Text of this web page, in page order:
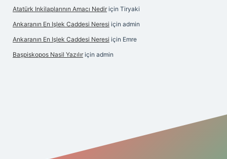
Atatürk Inkilaplarının Amacı Nedir için Tiryaki
Ankaranın En Işlek Caddesi Neresi için admin
Ankaranın En Işlek Caddesi Neresi için Emre
Başpiskopos Nasil Yazılır için admin